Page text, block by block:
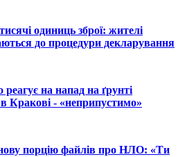
одиниць зброї: жителі
до процедури декларування
на напад на ґрунті
в Кракові - «неприпустимо»
порцію файлів про НЛО: «Ти